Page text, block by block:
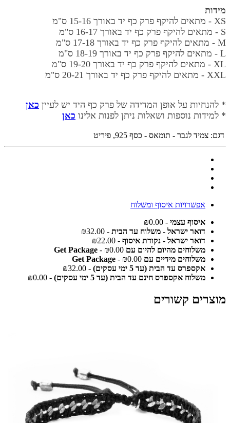
מידות
XS - מתאים להיקף פרק כף יד באורך
15-16 ס"מ
S - מתאים להיקף פרק כף יד באורך
16-17 ס"מ
M - מתאים להיקף פרק כף יד באורך
17-18 ס"מ
L - מתאים להיקף פרק כף יד באורך
18-19 ס"מ
XL - מתאים להיקף פרק כף יד באורך
19-20 ס"מ
XXL - מתאים להיקף פרק כף יד באורך
20-21 ס"מ
* להנחיות על אופן המדידה של פרק כף היד יש לעיין כאן
* למידות נוספות ושאלות ניתן לפנות אלינו כאן
דגם: צמיד לגבר - תומאס - כסף 925, פיריט
אפשרויות איסוף ומשלוח
איסוף עצמי - ₪0.00
דואר ישראל - משלוח עד הבית - ₪32.00
דואר ישראל - נקודת איסוף - ₪22.00
משלוחים מהיום להיום עם Get Package - ₪0.00
משלוחים מידיים עם Get Package - ₪0.00
אקספרס עד הבית (עד 5 ימי עסקים)
- ₪32.00
משלוח אקספרס חינם עד הבית (עד 5 ימי עסקים)
- ₪0.00
מוצרים קשורים